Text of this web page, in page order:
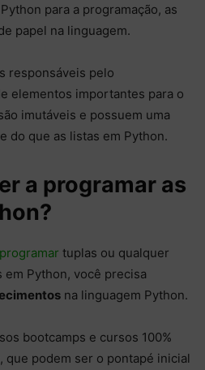
para a programação, as
papel na linguagem.
responsáveis pelo
elementos importantes para o
imutáveis e possuem uma
do que as listas em Python.
a programar as
tuplas ou qualquer
Python, você precisa
na linguagem Python.
bootcamps e cursos 100%
que podem ser o pontapé inicial